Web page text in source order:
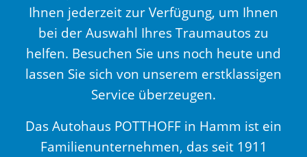
Ihnen jederzeit zur Verfügung, um Ihnen
bei der Auswahl Ihres Traumautos zu
helfen. Besuchen Sie uns noch heute und
lassen Sie sich von unserem erstklassigen
Service überzeugen.
Das Autohaus POTTHOFF in Hamm ist ein
Familienunternehmen, das seit 1911